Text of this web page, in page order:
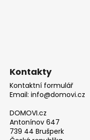
Kontakty
Kontaktní formulář
Email: info@domovi.cz
DOMOVI.cz
Antonínov 647
739 44 Brušperk